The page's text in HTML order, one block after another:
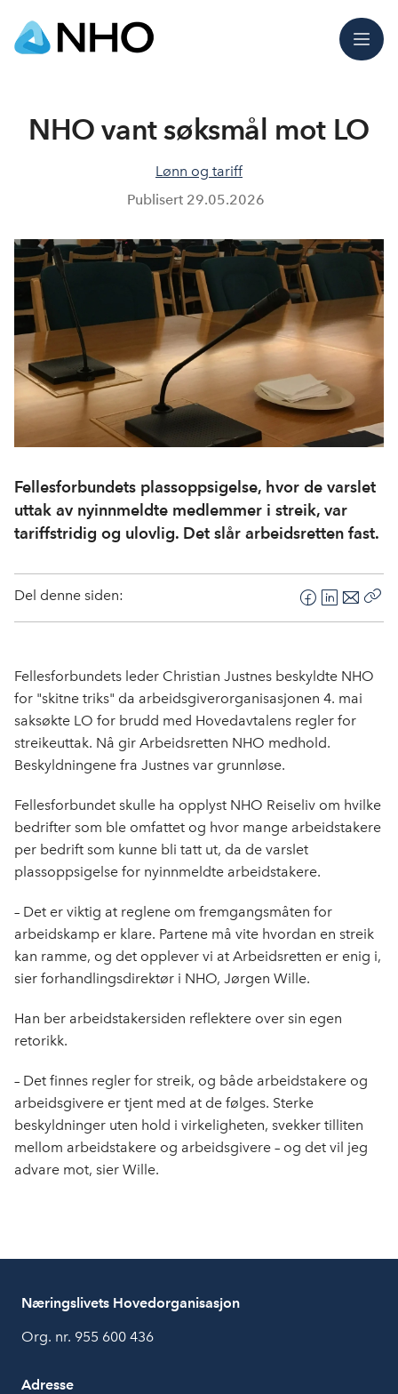
Meny
NHO vant søksmål mot LO
Lønn og tariff
Publisert 29.05.2026
Fellesforbundets plassoppsigelse, hvor de varslet
uttak av nyinnmeldte medlemmer i streik, var
tariffstridig og ulovlig. Det slår arbeidsretten fast.
Del denne siden:
F
a
e
o
L
i
k
e
d
E
-
o
t
Fellesforbundets leder Christian Justnes beskyldte NHO
for "skitne triks" da arbeidsgiverorganisasjonen 4. mai
saksøkte LO for brudd med Hovedavtalens regler for
streikeuttak. Nå gir Arbeidsretten NHO medhold.
Beskyldningene fra Justnes var grunnløse.
Fellesforbundet skulle ha opplyst NHO Reiseliv om hvilke
bedrifter som ble omfattet og hvor mange arbeidstakere
per bedrift som kunne bli tatt ut, da de varslet
plassoppsigelse for nyinnmeldte arbeidstakere.
– Det er viktig at reglene om fremgangsmåten for
arbeidskamp er klare. Partene må vite hvordan en streik
kan ramme, og det opplever vi at Arbeidsretten er enig i,
sier forhandlingsdirektør i NHO, Jørgen Wille.
Han ber arbeidstakersiden reflektere over sin egen
retorikk.
– Det finnes regler for streik, og både arbeidstakere og
arbeidsgivere er tjent med at de følges. Sterke
beskyldninger uten hold i virkeligheten, svekker tilliten
mellom arbeidstakere og arbeidsgivere – og det vil jeg
advare mot, sier Wille.
Næringslivets Hovedorganisasjon
Org. nr. 955 600 436
Adresse